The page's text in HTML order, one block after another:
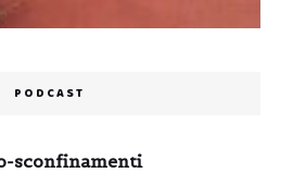
PODCAST
sconfinamenti